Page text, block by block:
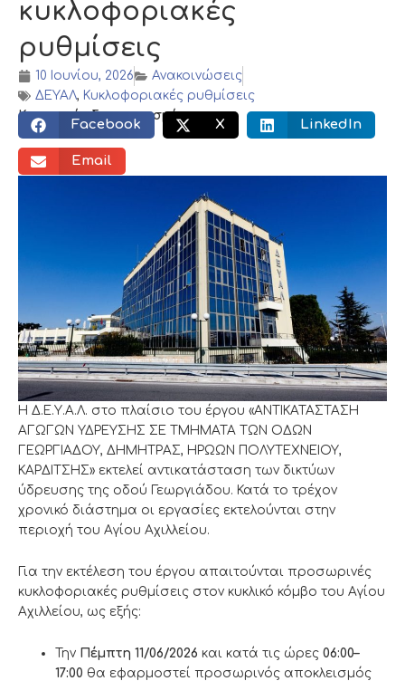
κυκλοφοριακές
ρυθμίσεις
10 Ιουνίου, 2026
Ανακοινώσεις
ΔΕΥΑΛ, Κυκλοφοριακές ρυθμίσεις
Κοινωνικός διαμοιρασμός:
Facebook X LinkedIn
Email
Η Δ.Ε.Υ.Α.Λ. στο πλαίσιο του έργου «ΑΝΤΙΚΑΤΑΣΤΑΣΗ
ΑΓΩΓΩΝ ΥΔΡΕΥΣΗΣ ΣΕ ΤΜΗΜΑΤΑ ΤΩΝ ΟΔΩΝ
ΓΕΩΡΓΙΑΔΟΥ, ΔΗΜΗΤΡΑΣ, ΗΡΩΩΝ ΠΟΛΥΤΕΧΝΕΙΟΥ,
ΚΑΡΔΙΤΣΗΣ» εκτελεί αντικατάσταση των δικτύων
ύδρευσης της οδού Γεωργιάδου. Κατά το τρέχον
χρονικό διάστημα οι εργασίες εκτελούνται στην
περιοχή του Αγίου Αχιλλείου.
Για την εκτέλεση του έργου απαιτούνται προσωρινές
κυκλοφοριακές ρυθμίσεις στον κυκλικό κόμβο του Αγίου
Αχιλλείου, ως εξής:
Την Πέμπτη 11/06/2026 και κατά τις ώρες06:00–
17:00 θα εφαρμοστεί προσωρινός αποκλεισμός